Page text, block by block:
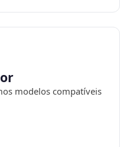
modelos compatíveis